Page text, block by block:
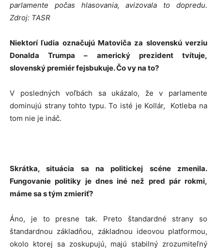
parlamente počas hlasovania, avizovala to dopredu.
Zdroj: TASR
Niektorí ľudia označujú Matoviča za slovenskú verziu
Donalda Trumpa –
americký prezident tvítuje,
slovenský premiér fejsbukuje. Čo vy na to?
V posledných voľbách sa ukázalo, že v parlamente
dominujú strany tohto typu. To isté je Kollár, Kotleba na
tom nie je ináč.
Skrátka, situácia sa na politickej scéne zmenila.
Fungovanie politiky je dnes iné než pred pár rokmi,
máme sa s tým zmieriť?
Áno, je to presne tak. Preto štandardné strany so
štandardnou základňou, základnou ideovou platformou,
okolo ktorej sa zoskupujú, majú stabilný zrozumiteľný